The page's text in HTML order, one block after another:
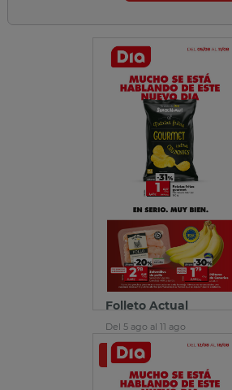
Folleto Actual
Del 5 ago al 11 ago
Ver folleto Descargar